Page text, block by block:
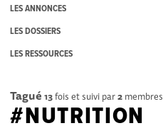
LES ANNONCES
LES DOSSIERS
LES RESSOURCES
Tagué 13fois et suivi par2 membres
#NUTRITION